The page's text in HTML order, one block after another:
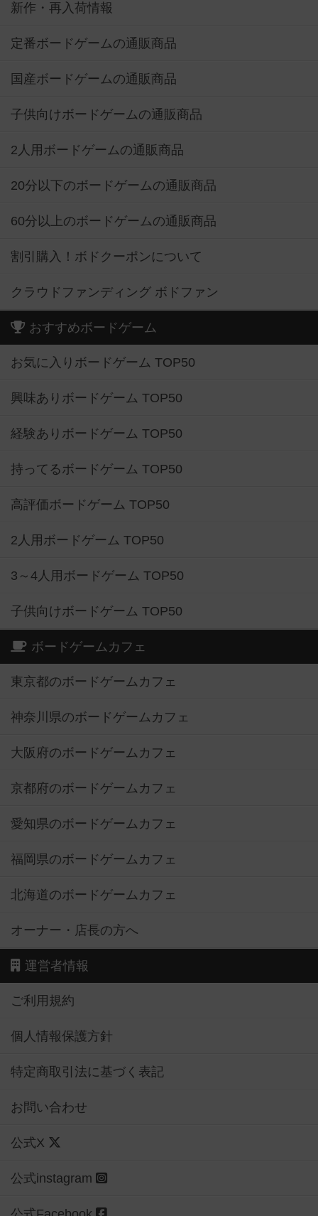
新作・再入荷情報
定番ボードゲームの通販商品
国産ボードゲームの通販商品
子供向けボードゲームの通販商品
2人用ボードゲームの通販商品
20分以下のボードゲームの通販商品
60分以上のボードゲームの通販商品
割引購入！ボドクーポンについて
クラウドファンディング ボドファン
おすすめボードゲーム
お気に入りボードゲーム TOP50
興味ありボードゲーム TOP50
経験ありボードゲーム TOP50
持ってるボードゲーム TOP50
高評価ボードゲーム TOP50
2人用ボードゲーム TOP50
3～4人用ボードゲーム TOP50
子供向けボードゲーム TOP50
ボードゲームカフェ
東京都のボードゲームカフェ
神奈川県のボードゲームカフェ
大阪府のボードゲームカフェ
京都府のボードゲームカフェ
愛知県のボードゲームカフェ
福岡県のボードゲームカフェ
北海道のボードゲームカフェ
オーナー・店長の方へ
運営者情報
ご利用規約
個人情報保護方針
特定商取引法に基づく表記
お問い合わせ
公式X
公式instagram